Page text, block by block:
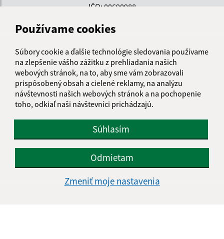
Používame cookies
Súbory cookie a ďalšie technológie sledovania používame
na zlepšenie vášho zážitku z prehliadania našich
webových stránok, na to, aby sme vám zobrazovali
prispôsobený obsah a cielené reklamy, na analýzu
návštevnosti našich webových stránok a na pochopenie
toho, odkiaľ naši návštevníci prichádzajú.
Súhlasím
Odmietam
Zmeniť moje nastavenia
IČO: 00690988